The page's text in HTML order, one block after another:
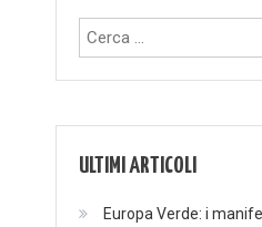
ULTIMI ARTICOLI
Europa Verde: i